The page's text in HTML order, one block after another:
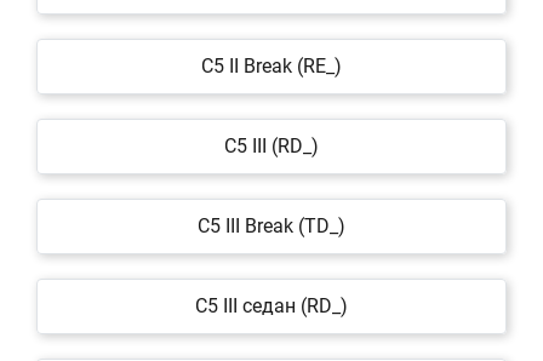
C5 II Break (RE_)
C5 III (RD_)
C5 III Break (TD_)
C5 III седан (RD_)